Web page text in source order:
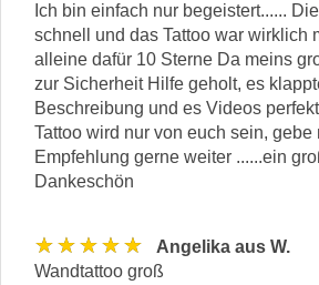
Ich bin einfach nur begeistert......
schnell und das Tattoo war wirklich
alleine dafür 10 Sterne Da meins
zur Sicherheit Hilfe geholt, es
Beschreibung und es Videos
Tattoo wird nur von euch sein, gebe
Empfehlung gerne weiter ......ein
Dankeschön
★★★★★
Angelika aus W.
Wandtattoo groß